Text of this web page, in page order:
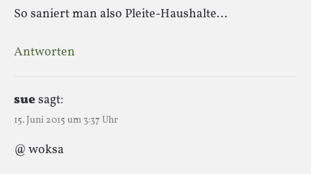
So saniert man also Pleite-Haushalte…
Antworten
suesagt:
15. Juni 2015 um 3:37 Uhr
@ woksa